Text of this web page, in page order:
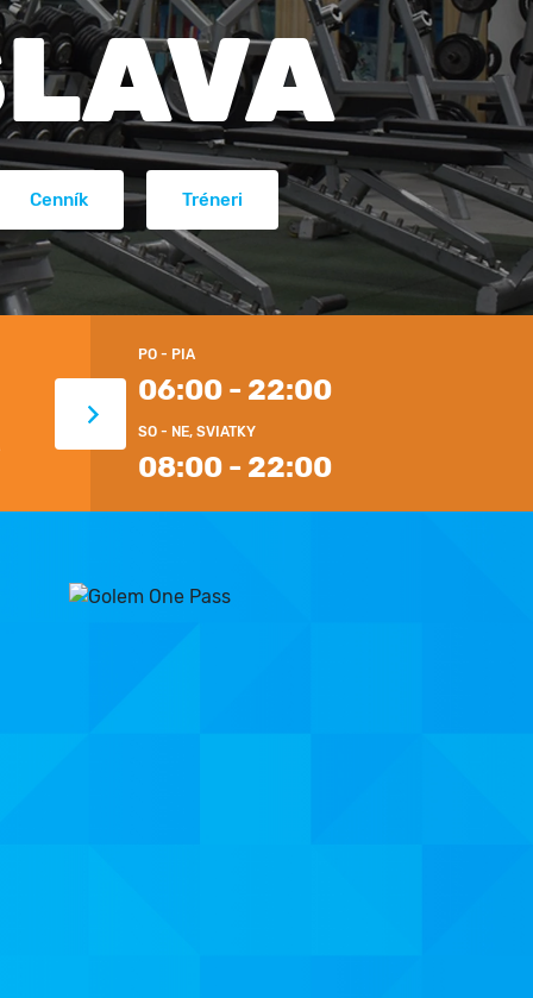
Cenník Tréneri
1
AEROBIKOVÁ SÁLA
PO - PIA
06:00 - 22:00
SO - NE, SVIATKY
08:00 - 22:00